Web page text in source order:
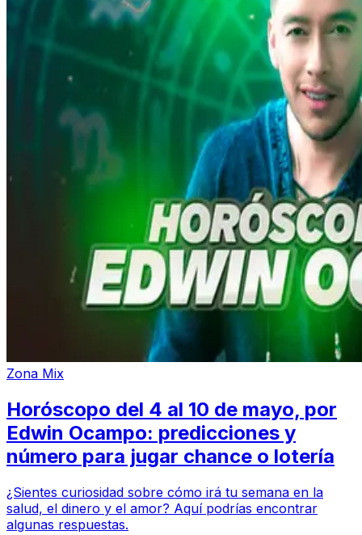
Zona Mix
Horóscopo del 4 al 10 de mayo, por
Edwin Ocampo: predicciones y
número para jugar chance o lotería
¿Sientes curiosidad sobre cómo irá tu semana en la
salud, el dinero y el amor? Aquí podrías encontrar
algunas respuestas.